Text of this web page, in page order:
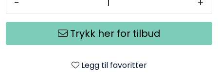
Trykk her for tilbud
Legg til favoritter